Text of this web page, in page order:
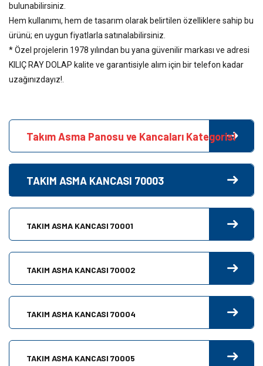
bulunabilirsiniz.
Hem kullanımı, hem de tasarım olarak belirtilen özelliklere sahip bu
ürünü; en uygun fiyatlarla satınalabilirsiniz.
* Özel projelerin 1978 yılından bu yana güvenilir markası ve adresi
KILIÇ RAY DOLAP kalite ve garantisiyle alım için bir telefon kadar
uzağınızdayız!.
Takım Asma Panosu ve Kancaları Kategorisi
TAKIM ASMA KANCASI 70003
TAKIM ASMA KANCASI 70001
TAKIM ASMA KANCASI 70002
TAKIM ASMA KANCASI 70004
TAKIM ASMA KANCASI 70005